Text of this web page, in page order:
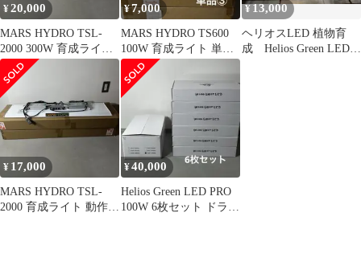
¥20,000
MARS HYDRO TSL-
2000 300W 育成ライト
動作確認済
¥7,000
MARS HYDRO TS600
100W 育成ライト 単品
動作確認済 ③
¥13,000
ヘリオスLED 植物育
成 Helios Green LED
¥ 17,000
MARS HYDRO TSL-
2000 育成ライト 動作確
¥40,000
Helios Green LED PRO
100W 6枚セット ドライ